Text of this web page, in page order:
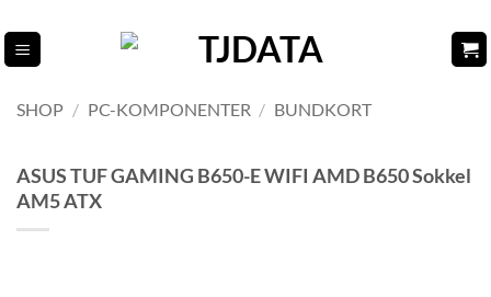
til
indhold
SHOP / PC-KOMPONENTER / BUNDKORT
ASUS TUF GAMING B650-E WIFI AMD B650 Sokkel
AM5 ATX